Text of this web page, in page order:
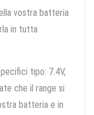
vostra batteria
in tutta
tipo: 7.4V,
che il range si
batteria e in